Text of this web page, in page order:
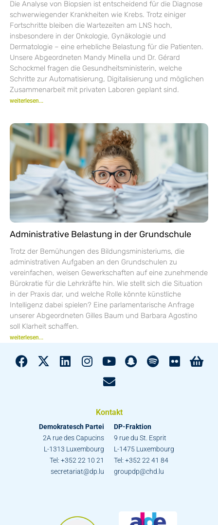
Die Analyse von Biopsien ist entscheidend für die Diagnose
schwerwiegender Krankheiten wie Krebs. Trotz einiger
Fortschritte bleiben die Wartezeiten am LNS hoch,
insbesondere in der Onkologie, Gynäkologie und
Dermatologie – eine erhebliche Belastung für die Patienten.
Unsere Abgeordneten Mandy Minella und Dr. Gérard
Schockmel fragen die Gesundheitsministerin, welche
Schritte zur Automatisierung, Digitalisierung und möglichen
Zusammenarbeit mit privaten Laboren geplant sind.
weiterlesen...
Administrative Belastung in der Grundschule
Trotz der Bemühungen des Bildungsministeriums, die
administrativen Aufgaben an den Grundschulen zu
vereinfachen, weisen Gewerkschaften auf eine zunehmende
Bürokratie für die Lehrkräfte hin. Wie stellt sich die Situation
in der Praxis dar, und welche Rolle könnte künstliche
Intelligenz dabei spielen? Eine parlamentarische Anfrage
unserer Abgeordneten Gilles Baum und Barbara Agostino
soll Klarheit schaffen.
weiterlesen...
Kontakt
Demokratesch Partei
2A rue des Capucins
L-1313 Luxembourg
Tel: +352 22 10 21
secretariat@dp.lu
DP-Fraktion
9 rue du St. Esprit
L-1475 Luxembourg
Tel: +352 22 41 84
groupdp@chd.lu